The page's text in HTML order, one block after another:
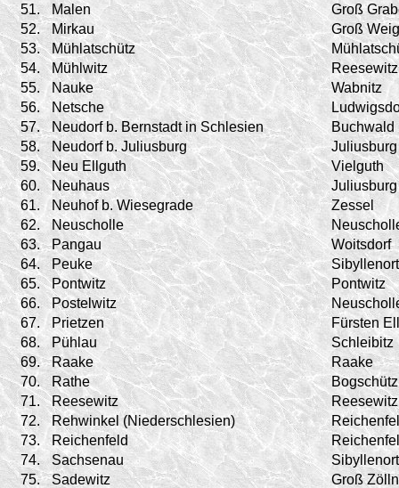
51.
Malen
Groß
52.
Mirkau
Groß
53.
Mühlatschütz
54.
Mühlwitz
Reesewitz
55.
Nauke
Wabnitz
56.
Netsche
57.
Neudorf b. Bernstadt in Schlesien
Buchwald
58.
Neudorf b. Juliusburg
Juliusburg
59.
Neu Ellguth
Vielguth
60.
Neuhaus
Juliusburg
61.
Neuhof b. Wiesegrade
Zessel
62.
Neuscholle
63.
Pangau
Woitsdorf
64.
Peuke
Sibyllenort
65.
Pontwitz
Pontwitz
66.
Postelwitz
67.
Prietzen
Fürsten
68.
Pühlau
Schleibitz
69.
Raake
Raake
70.
Rathe
Bogschütz
71.
Reesewitz
Reesewitz
72.
Rehwinkel (Niederschlesien)
73.
Reichenfeld
74.
Sachsenau
Sibyllenort
75.
Sadewitz
Groß